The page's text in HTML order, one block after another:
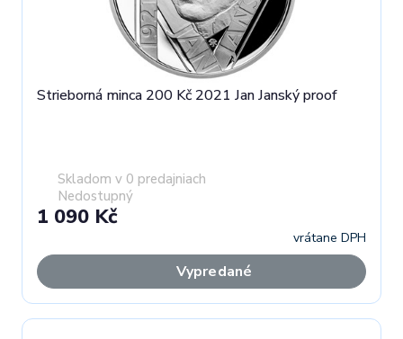
Strieborná minca 200 Kč 2021 Jan Janský proof
Skladom v 0 predajniach
Nedostupný
1 090 Kč
vrátane DPH
Vypredané